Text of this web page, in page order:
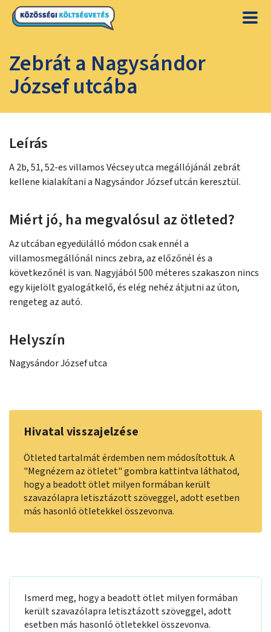
Zebrát a Nagysándor
József utcába
Leírás
A 2b, 51, 52-es villamos Vécsey utca megállójánál zebrát
kellene kialakítani a Nagysándor József utcán keresztül.
Miért jó, ha megvalósul az ötleted?
Az utcában egyedülálló módon csak ennél a
villamosmegállónál nincs zebra, az előzőnél és a
következőnél is van. Nagyjából 500 méteres szakaszon nincs
egy kijelölt gyalogátkelő, és elég nehéz átjutni az úton,
rengeteg az autó.
Helyszín
Nagysándor József utca
Hivatal visszajelzése
Ötleted tartalmát érdemben nem módosítottuk. A
"Megnézem az ötletet" gombra kattintva láthatod,
hogy a beadott ötlet milyen formában került
szavazólapra letisztázott szöveggel, adott esetben
más hasonló ötletekkel összevonva.
Ismerd meg, hogy a beadott ötlet milyen formában
került szavazólapra letisztázott szöveggel, adott
esetben más hasonló ötletekkel összevonva.